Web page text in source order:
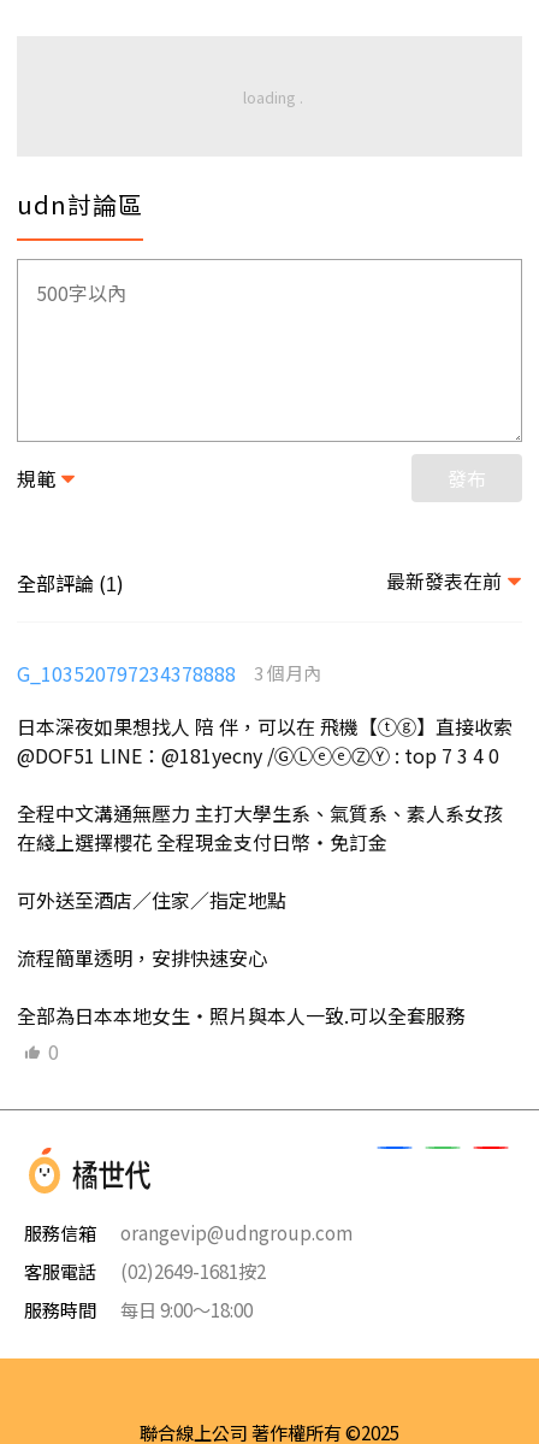
udn討論區
規範 發布
全部評論 (1) 最新發表在前
G_103520797234378888 3 個月內
日本深夜如果想找人 陪 伴，可以在 飛機【ⓣⓖ】直接收索
@DOF51 LINE：@181yecny /ⒼⓁⓔⓔⓏⓎ : top 7 3 4 0
全程中文溝通無壓力 主打大學生系、氣質系、素人系女孩
在綫上選擇櫻花 全程現金支付日幣・免訂金
可外送至酒店／住家／指定地點
流程簡單透明，安排快速安心
全部為日本本地女生・照片與本人一致.可以全套服務
0
服務信箱
orangevip@udngroup.com
客服電話
(02)2649-1681按2
服務時間
每日 9:00～18:00
聯合線上公司 著作權所有 ©2025